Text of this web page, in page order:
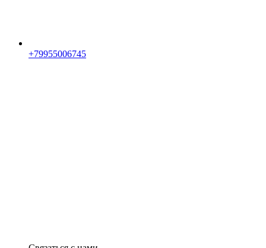
+79955006745